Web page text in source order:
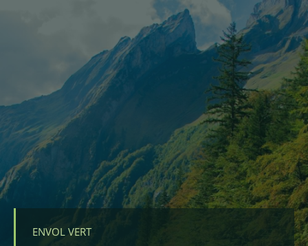
ENVOL VERT